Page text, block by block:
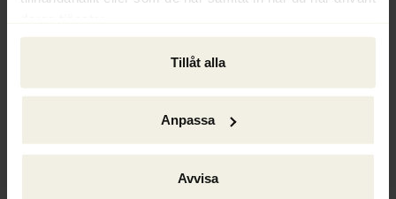
Tillåt alla
Anpassa
Avvisa
lön utbetalad från en entreprenör högre upp i
Hans Ödén
Ur Ackordscentralen Nyheter nr 4 2018